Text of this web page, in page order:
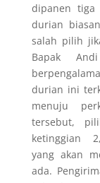
dipanen tiga
durian
salah pilih
Bapak
durian ini
menuju
tersebut,
ketinggian
yang akan
ada.